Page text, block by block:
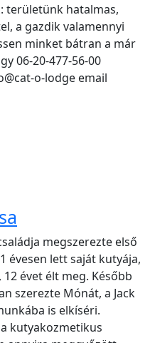
területünk hatalmas,
a gazdik valamennyi
minket bátran a már
06-20-477-56-00
o-lodge email
megszerezte első
évesen lett saját kutyája,
évet élt meg. Később
szerezte Mónát, a Jack
is elkíséri.
kutyakozmetikus